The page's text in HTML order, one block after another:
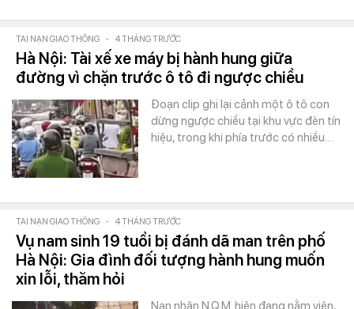
TAI NẠN GIAO THÔNG - 4 THÁNG TRƯỚC
Hà Nội: Tài xế xe máy bị hành hung giữa
đường vì chặn trước ô tô đi ngược chiều
Đoạn clip ghi lại cảnh một ô tô con
dừng ngược chiều tại khu vực đèn tín
hiệu, trong khi phía trước có nhiều…
TAI NẠN GIAO THÔNG - 4 THÁNG TRƯỚC
Vụ nam sinh 19 tuổi bị đánh dã man trên phố
Hà Nội: Gia đình đối tượng hành hung muốn
xin lỗi, thăm hỏi
Nạn nhân N.Q.M. hiện đang nằm viện,